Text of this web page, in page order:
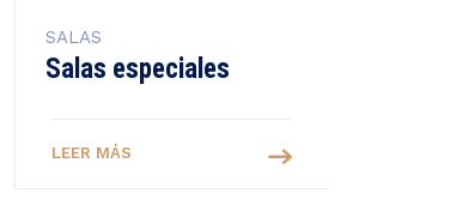
SALAS
Salas especiales
LEER MÁS